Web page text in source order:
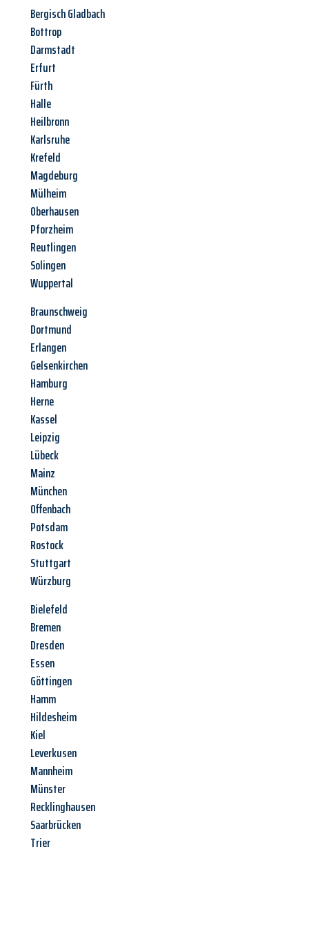
Bergisch Gladbach
Bottrop
Darmstadt
Erfurt
Fürth
Halle
Heilbronn
Karlsruhe
Krefeld
Magdeburg
Mülheim
Oberhausen
Pforzheim
Reutlingen
Solingen
Wuppertal
Braunschweig
Dortmund
Erlangen
Gelsenkirchen
Hamburg
Herne
Kassel
Leipzig
Lübeck
Mainz
München
Offenbach
Potsdam
Rostock
Stuttgart
Würzburg
Bielefeld
Bremen
Dresden
Essen
Göttingen
Hamm
Hildesheim
Kiel
Leverkusen
Mannheim
Münster
Recklinghausen
Saarbrücken
Trier